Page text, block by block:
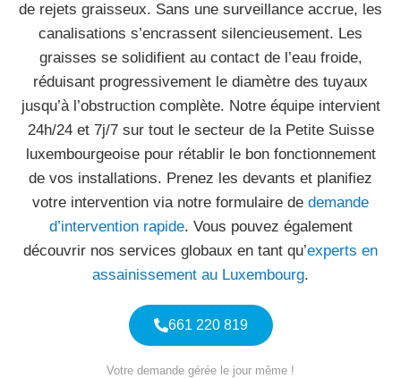
de rejets graisseux. Sans une surveillance accrue, les
canalisations s’encrassent silencieusement. Les
graisses se solidifient au contact de l’eau froide,
réduisant progressivement le diamètre des tuyaux
jusqu’à l’obstruction complète. Notre équipe intervient
24h/24 et 7j/7 sur tout le secteur de la Petite Suisse
luxembourgeoise pour rétablir le bon fonctionnement
de vos installations. Prenez les devants et planifiez
votre intervention via notre formulaire de demande
d’intervention rapide. Vous pouvez également
découvrir nos services globaux en tant qu’experts en
assainissement au Luxembourg.
661 220 819
Votre demande gérée le jour même !